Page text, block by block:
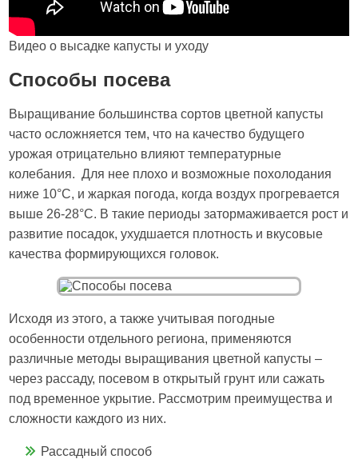
Видео о высадке капусты и уходу
Способы посева
Выращивание большинства сортов цветной капусты
часто осложняется тем, что на качество будущего
урожая отрицательно влияют температурные
колебания. Для нее плохо и возможные похолодания
ниже 10°C, и жаркая погода, когда воздух прогревается
выше 26-28°C. В такие периоды затормаживается рост и
развитие посадок, ухудшается плотность и вкусовые
качества формирующихся головок.
Исходя из этого, а также учитывая погодные
особенности отдельного региона, применяются
различные методы выращивания цветной капусты –
через рассаду, посевом в открытый грунт или сажать
под временное укрытие. Рассмотрим преимущества и
сложности каждого из них.
Рассадный способ